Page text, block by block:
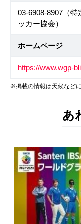
03-6908-8907（
ッカー協会）
ホームページ
https://www.wgp-
※掲載の情報は天候など
あ